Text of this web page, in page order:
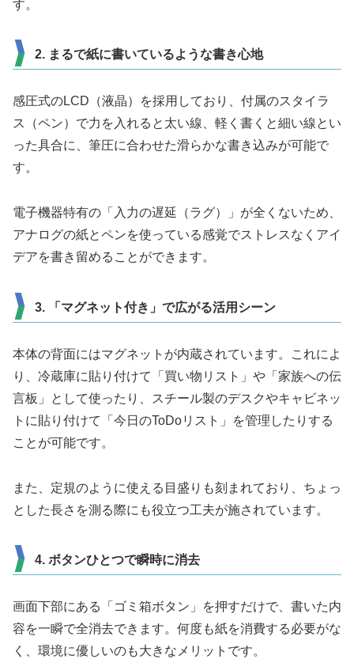
す。
2. まるで紙に書いているような書き心地
感圧式のLCD（液晶）を採用しており、付属のスタイラ
ス（ペン）で力を入れると太い線、軽く書くと細い線とい
った具合に、筆圧に合わせた滑らかな書き込みが可能で
す。
電子機器特有の「入力の遅延（ラグ）」が全くないため、
アナログの紙とペンを使っている感覚でストレスなくアイ
デアを書き留めることができます。
3. 「マグネット付き」で広がる活用シーン
本体の背面にはマグネットが内蔵されています。これによ
り、冷蔵庫に貼り付けて「買い物リスト」や「家族への伝
言板」として使ったり、スチール製のデスクやキャビネッ
トに貼り付けて「今日のToDoリスト」を管理したりする
ことが可能です。
また、定規のように使える目盛りも刻まれており、ちょっ
とした長さを測る際にも役立つ工夫が施されています。
4. ボタンひとつで瞬時に消去
画面下部にある「ゴミ箱ボタン」を押すだけで、書いた内
容を一瞬で全消去できます。何度も紙を消費する必要がな
く、環境に優しいのも大きなメリットです。